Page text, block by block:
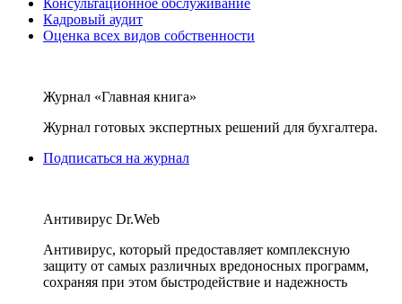
Консультационное обслуживание
Кадровый аудит
Оценка всех видов собственности
Журнал «Главная книга»
Журнал готовых экспертных решений для бухгалтера.
Подписаться на журнал
Антивирус Dr.Web
Антивирус, который предоставляет комплексную
защиту от самых различных вредоносных программ,
сохраняя при этом быстродействие и надежность